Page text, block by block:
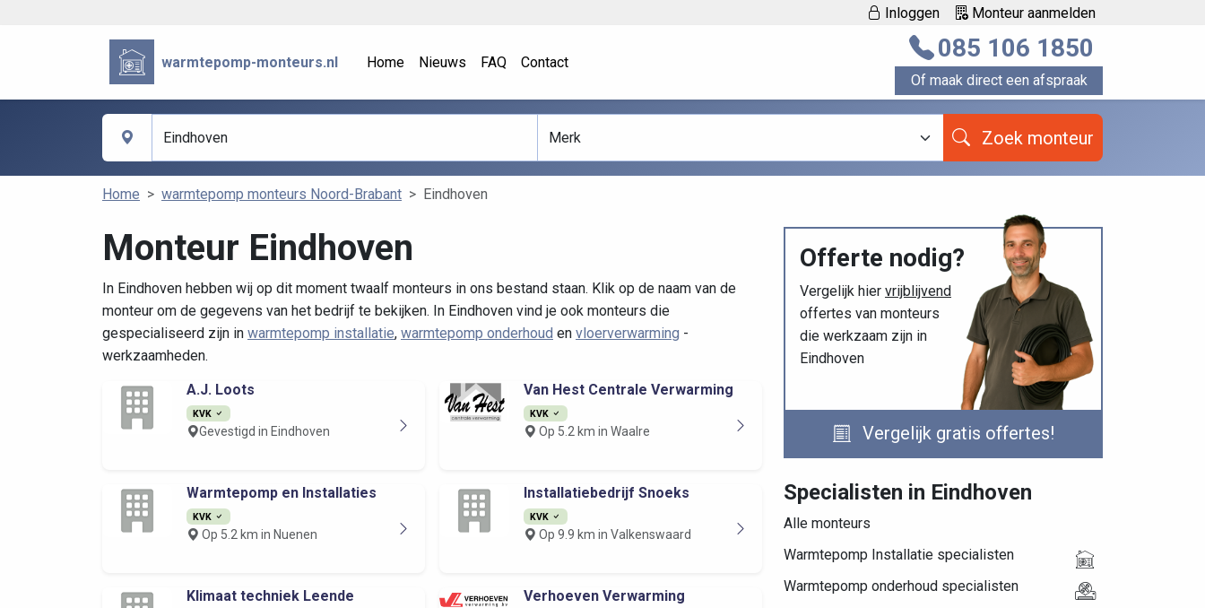
Inloggen Monteur aanmelden
warmtepomp-monteurs.nl Home Nieuws FAQ Contact 085 106 1850
Of maak direct een afspraak
Zoek monteur
Home warmtepomp monteurs Noord-Brabant Eindhoven
Monteur Eindhoven
In Eindhoven hebben wij op dit moment twaalf monteurs in ons bestand staan. Klik op de naam van de
monteur om de gegevens van het bedrijf te bekijken. In Eindhoven vind je ook monteurs die
gespecialiseerd zijn in warmtepomp installatie, warmtepomp onderhoud en vloerverwarming -
werkzaamheden.
A.J. Loots
KVK
Gevestigd in Eindhoven
Van Hest Centrale Verwarming
KVK
Op 5.2 km in Waalre
Warmtepomp en Installaties
KVK
Op 5.2 km in Nuenen
Installatiebedrijf Snoeks
KVK
Op 9.9 km in Valkenswaard
Klimaat techniek Leende Verhoeven Verwarming
Offerte nodig?
Vergelijk hier vrijblijvend
offertes van monteurs
die werkzaam zijn in
Eindhoven
Vergelijk gratis offertes!
Specialisten in Eindhoven
Alle monteurs
Warmtepomp Installatie specialisten
Warmtepomp onderhoud specialisten